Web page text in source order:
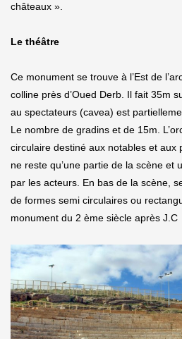
châteaux ».
Le théâtre
Ce monument se trouve à l’Est de
colline près d’Oued Derb. Il fait 35m
au spectateurs (cavea) est
Le nombre de gradins et de 15m.
circulaire destiné aux notables et aux
ne reste qu’une partie de la scène et
par les acteurs. En bas de la scène,
de formes semi circulaires ou
monument du 2 ème siècle après J.C